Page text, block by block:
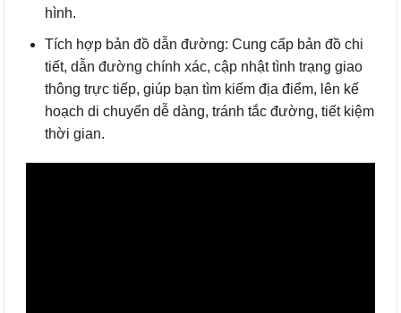
hình.
Tích hợp bản đồ dẫn đường: Cung cấp bản đồ chi
tiết, dẫn đường chính xác, cập nhật tình trạng giao
thông trực tiếp, giúp bạn tìm kiếm địa điểm, lên kế
hoạch di chuyển dễ dàng, tránh tắc đường, tiết kiệm
thời gian.